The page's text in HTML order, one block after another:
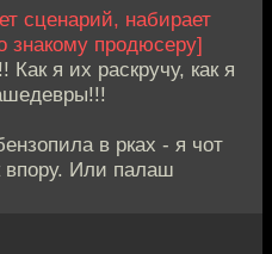
сценарий, набирает
знакому продюсеру]
я их раскручу, как я
в рках - я чот
впору. Или палаш